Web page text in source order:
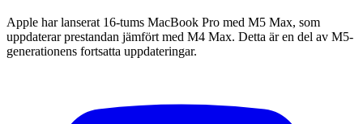
Apple har lanserat 16-tums MacBook Pro med M5 Max, som
uppdaterar prestandan jämfört med M4 Max. Detta är en del av M5-
generationens fortsatta uppdateringar.